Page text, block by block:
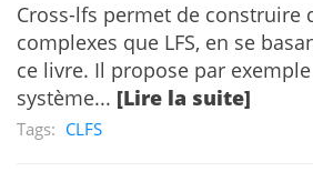
Cross-lfs permet de construire
complexes que LFS, en se
ce livre. Il propose par
système... [Lire la suite]
Tags: CLFS